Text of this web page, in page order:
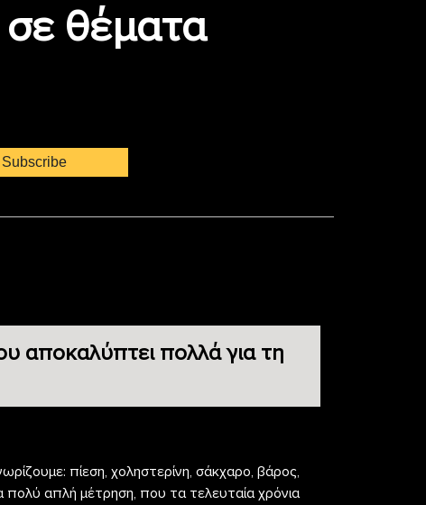
σε θέματα
αποκαλύπτει πολλά για τη
πίεση, χοληστερίνη, σάκχαρο, βάρος,
πολύ απλή μέτρηση, που τα τελευταία χρόνια